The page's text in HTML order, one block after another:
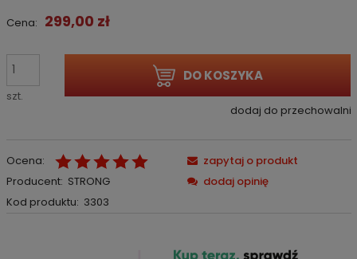
Cena: 299,00 zł
szt.
DO KOSZYKA
dodaj do przechowalni
Ocena:
Producent: STRONG
Kod produktu: 3303
zapytaj o produkt
dodaj opinię